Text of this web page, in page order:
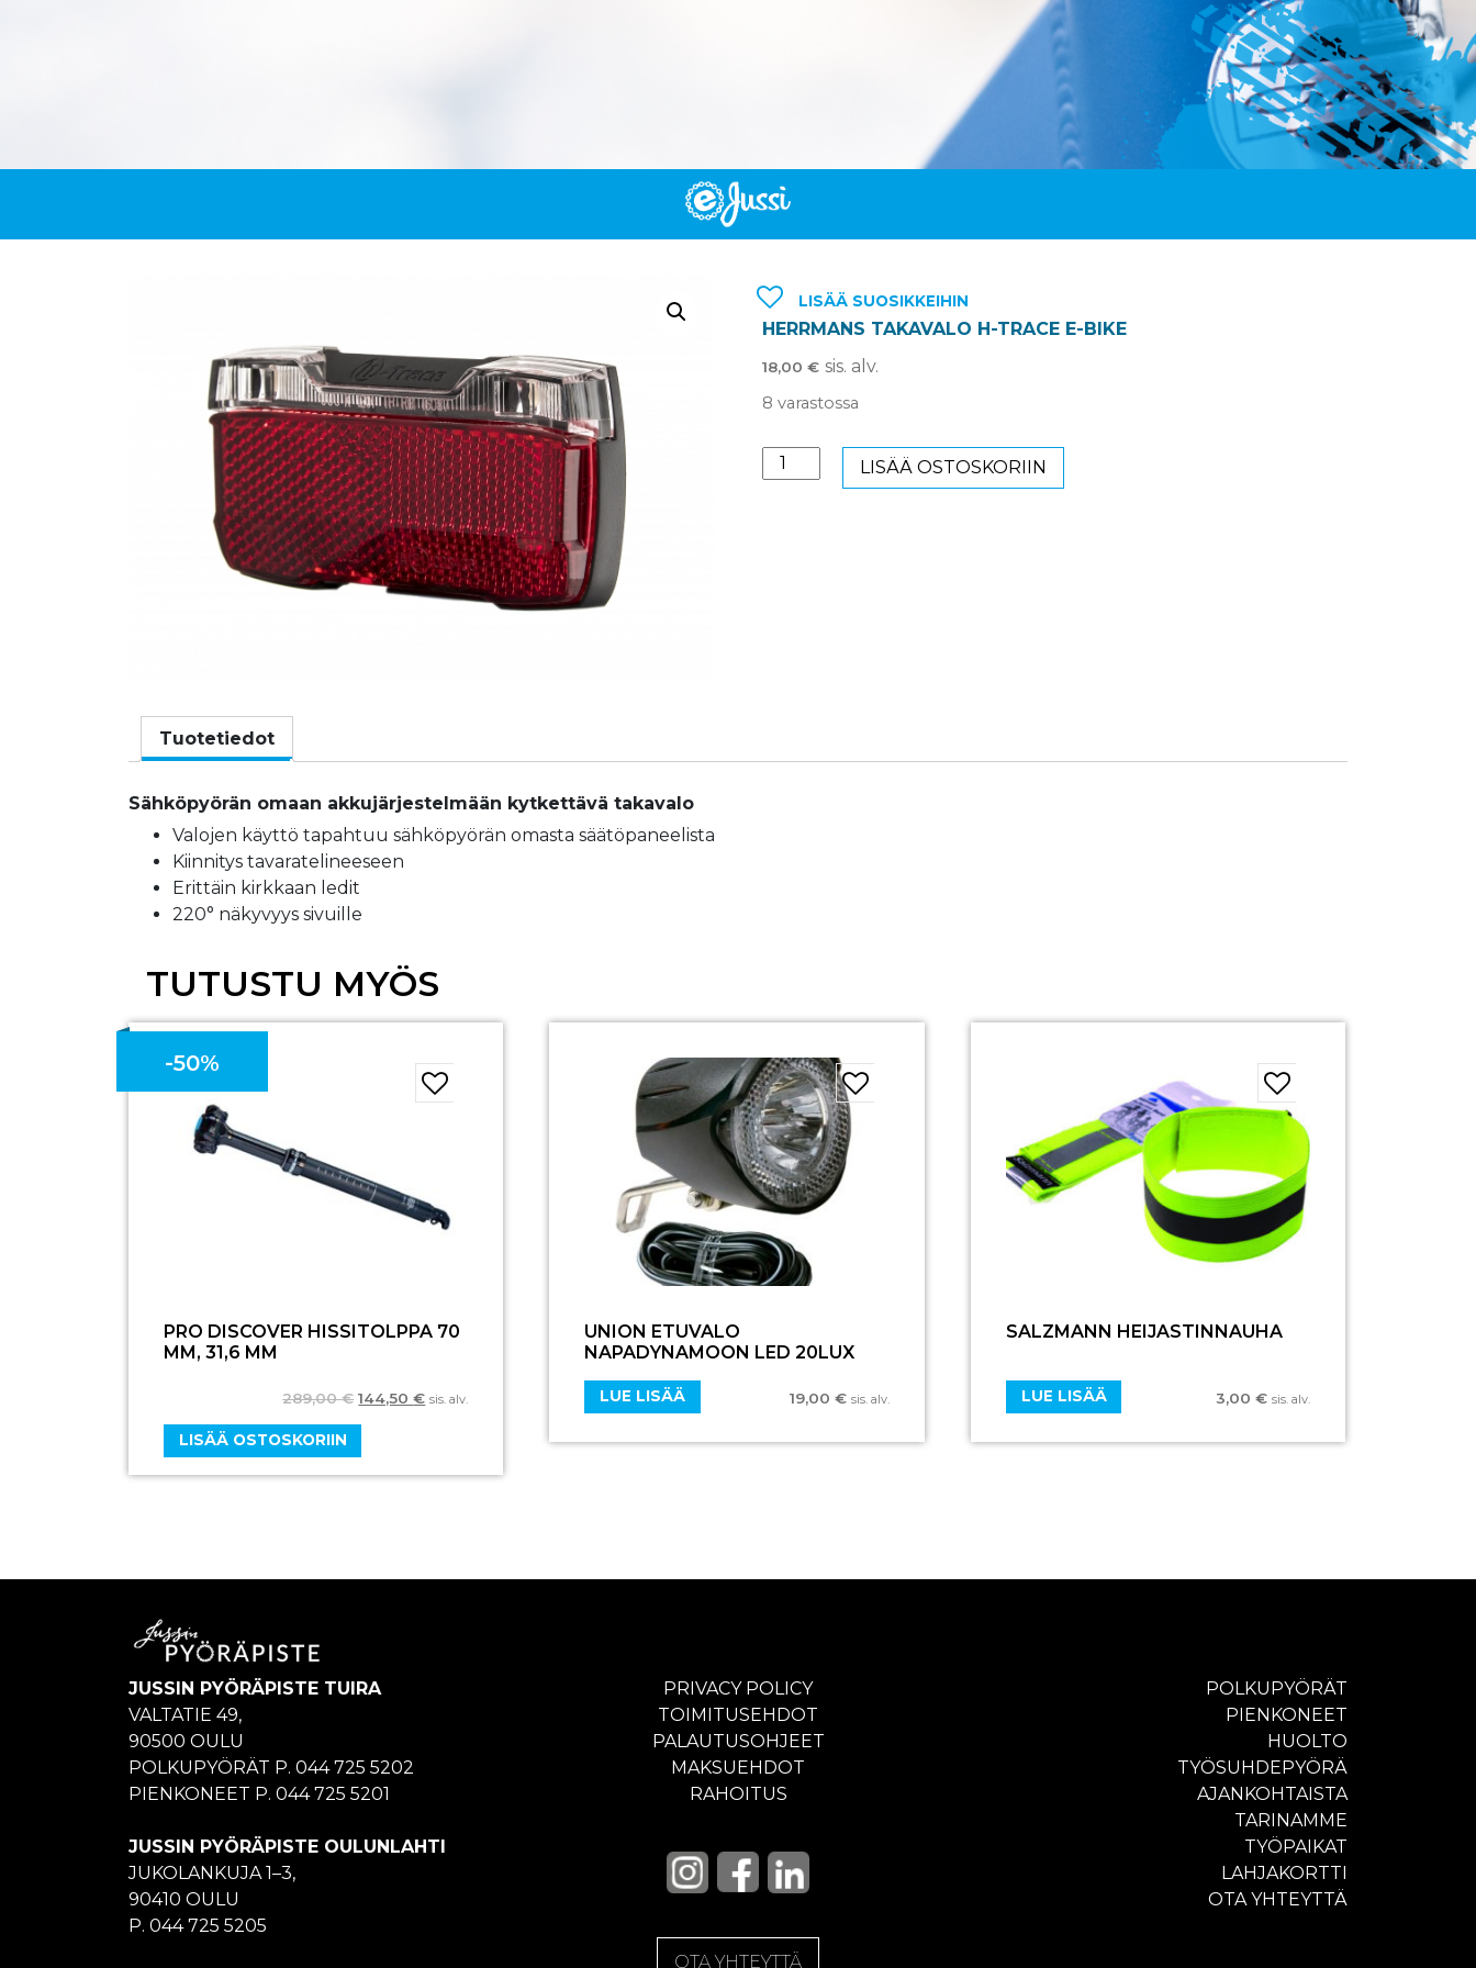
LISÄÄ SUOSIKKEIHIN
HERRMANS TAKAVALO H-TRACE E-BIKE
18,00€ sis. alv.
8 varastossa
HERRMANS
TAKAVALO
LISÄÄ OSTOSKORIIN
Tuotetiedot
Sähköpyörän omaan akkujärjestelmään kytkettävä takavalo
Valojen käyttö tapahtuu sähköpyörän omasta säätöpaneelista
Kiinnitys tavaratelineeseen
Erittäin kirkkaan ledit
220° näkyvyys sivuille
TUTUSTU MYÖS
-50%
PRO DISCOVER HISSITOLPPA 70
MM, 31,6 MM
289,00€ 144,50€ sis. alv.
LISÄÄ OSTOSKORIIN
UNION ETUVALO
NAPADYNAMOON LED 20LUX
19,00 € sis. alv.
LUE LISÄÄ
SALZMANN HEIJASTINNAUHA
3,00€ sis. alv.
LUE LISÄÄ
JUSSIN PYÖRÄPISTE TUIRA
VALTATIE 49,
90500 OULU
POLKUPYÖRÄT P. 044 725 5202
PIENKONEET P. 044 725 5201
JUSSIN PYÖRÄPISTE OULUNLAHTI
JUKOLANKUJA 1–3,
90410 OULU
P. 044 725 5205
PRIVACY POLICY
TOIMITUSEHDOT
PALAUTUSOHJEET
MAKSUEHDOT
RAHOITUS
OTA YHTEYTTÄ
POLKUPYÖRÄT
PIENKONEET
HUOLTO
TYÖSUHDEPYÖRÄ
AJANKOHTAISTA
TARINAMME
TYÖPAIKAT
LAHJAKORTTI
OTA YHTEYTTÄ